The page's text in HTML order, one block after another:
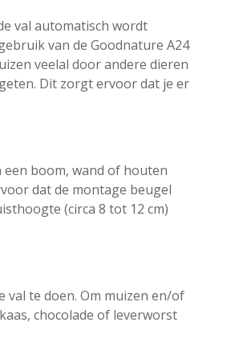
val automatisch wordt
van de Goodnature A24
veelal door andere dieren
Dit zorgt ervoor dat je er
boom, wand of houten
dat de montage beugel
(circa 8 tot 12 cm)
te doen. Om muizen en/of
chocolade of leverworst